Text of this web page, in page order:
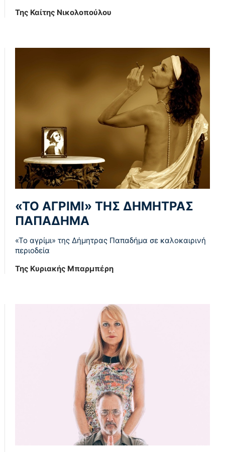
Της Καίτης Νικολοπούλου
«ΤΟ ΑΓΡΙΜΙ» ΤΗΣ ΔΗΜΗΤΡΑΣ
ΠΑΠΑΔΗΜΑ
«Το αγρίμι» της Δήμητρας Παπαδήμα σε καλοκαιρινή
περιοδεία
Της Κυριακής Μπαρμπέρη